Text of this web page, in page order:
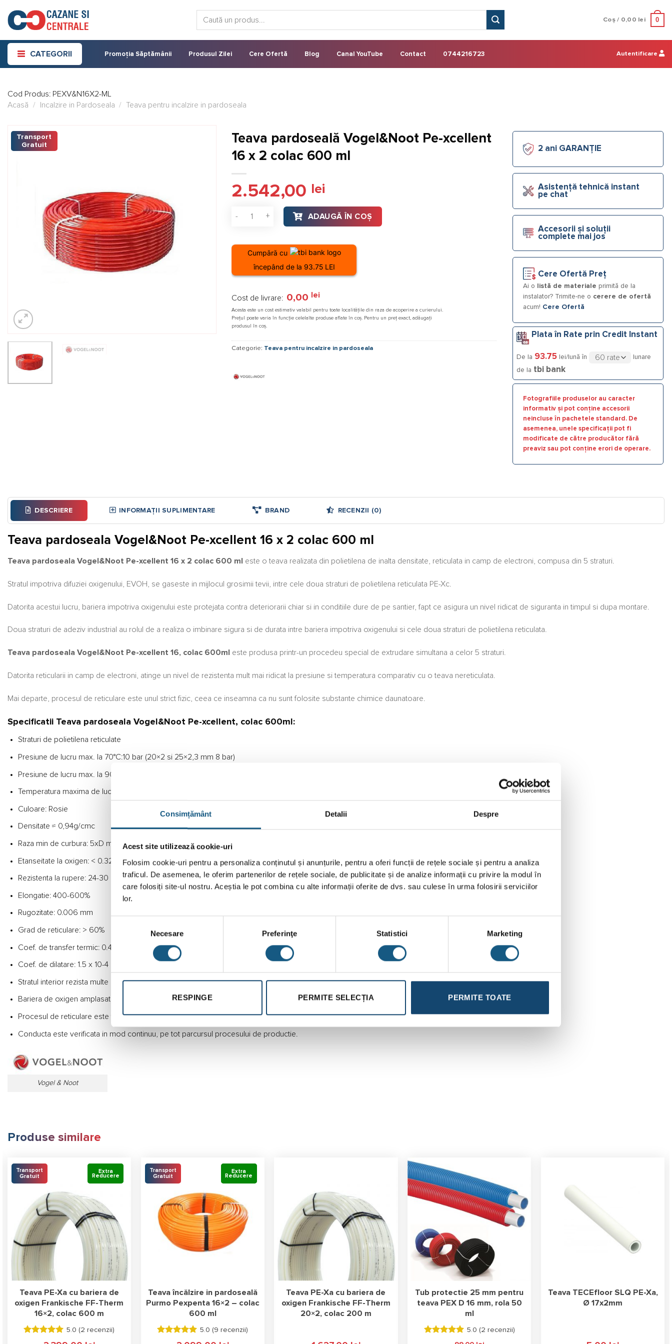
Consimțământ Detalii Despre
Acest site utilizează cookie-uri
Folosim cookie-uri pentru a personaliza conținutul și anunțurile, pentru a oferi funcții de rețele sociale și pentru a analiza
traficul. De asemenea, le oferim partenerilor de rețele sociale, de publicitate și de analize informații cu privire la modul în
care folosiți site-ul nostru. Aceștia le pot combina cu alte informații oferite de dvs. sau culese în urma folosirii serviciilor
lor.
consimțământului
Necesare Preferinţe Statistici Marketing
RESPINGE PERMITE SELECȚIA PERMITE TOATE
content
Coș / 0,00 lei 0
CATEGORII Promoția Săptămânii Produsul Zilei Cere Ofertă Blog Canal YouTube Contact 0744216723 Autentificare
Cod Produs: PEXV&N16X2-ML
Acasă
/ Incalzire in Pardoseala / Teava pentru incalzire in pardoseala
Transport
Gratuit
Teava pardoseală Vogel&Noot Pe-xcellent
16 x 2 colac 600 ml
2.542,00 lei
Cantitate Teava pardoseală Vogel&Noot Pe-xcellent 16 x 2 colac 600 ml
ADAUGĂ ÎN COȘ
Cumpără cu
începând de la 93.75 LEI
Cost de livrare: 0,00 lei
Acesta este un cost estimativ valabil pentru toate localitățile din raza de acoperire a curierului.
Prețul poate varia în funcție celelalte produse aflate în coș. Pentru un preț exact, adăugați
produsul în coș.
Categorie: Teava pentru incalzire in pardoseala
2 ani GARANȚIE
Asistență tehnică instant
pe chat
Accesorii și soluții
complete mai jos
Cere Ofertă Preț
Ai o listă de materiale primită de la
instalator? Trimite-ne o cerere de ofertă
acum! Cere Ofertă
Plata în Rate prin Credit Instant
De la 93.75 lei/lună în
lunare
de la tbi bank
Fotografiile produselor au caracter
informativ și pot conține accesorii
neincluse în pachetele standard. De
asemenea, unele specificații pot fi
modificate de către producător fără
preaviz sau pot conține erori de operare.
DESCRIERE INFORMAȚII SUPLIMENTARE BRAND RECENZII (0)
Teava pardoseala Vogel&Noot Pe-xcellent 16 x 2 colac 600 ml
Teava pardoseala Vogel&Noot Pe-xcellent 16 x 2 colac 600 ml este o teava realizata din polietilena de inalta densitate, reticulata in camp de electroni, compusa din 5 straturi.
Stratul impotriva difuziei oxigenului, EVOH, se gaseste in mijlocul grosimii tevii, intre cele doua straturi de polietilena reticulata PE-Xc.
Datorita acestui lucru, bariera impotriva oxigenului este protejata contra deteriorarii chiar si in conditiile dure de pe santier, fapt ce asigura un nivel ridicat de siguranta in timpul si dupa montare.
Doua straturi de adeziv industrial au rolul de a realiza o imbinare sigura si de durata intre bariera impotriva oxigenului si cele doua straturi de polietilena reticulata.
Teava pardoseala Vogel&Noot Pe-xcellent 16, colac 600ml este produsa printr-un procedeu special de extrudare simultana a celor 5 straturi.
Datorita reticularii in camp de electroni, atinge un nivel de rezistenta mult mai ridicat la presiune si temperatura comparativ cu o teava nereticulata.
Mai departe, procesul de reticulare este unul strict fizic, ceea ce inseamna ca nu sunt folosite substante chimice daunatoare.
Specificatii Teava pardoseala Vogel&Noot Pe-xcellent, colac 600ml:
Straturi de polietilena reticulate
Presiune de lucru max. la 70°C:10 bar (20×2 si 25×2,3 mm 8 bar)
Presiune de lucru max. la 90°C:8 bar (20×2 si 25×2.3 mm 6 bar)
Temperatura maxima de lucru:90°C (pe termen scurt 100°C)
Culoare: Rosie
Densitate ≈ 0,94g/cmc
Raza min de curbura: 5xD mm
Etanseitate la oxigen: < 0.32 mg/mpd
Rezistenta la rupere: 24-30 N/mmp
Elongatie: 400-600%
Rugozitate: 0.006 mm
Grad de reticulare: > 60%
Coef. de transfer termic: 0.41 W/mK
Coef. de dilatare: 1.5 x 10-4 k-1
Stratul interior rezista multe decenii la presiunile si temperaturile ridicate ale agentului termic din sistem
Bariera de oxigen amplasata in centrul conductei si protejata de doua
Procesul de reticulare este fizic, prin bombardare cu electroni,fara reactii chimice periculoase
Conducta este verificata in mod continuu, pe tot parcursul procesului de productie.
Vogel & Noot
Produse similare
Transport
Gratuit
Extra
Reducere
Extra
Reducere
Teava PE-Xa cu bariera de
oxigen Frankische FF-Therm
16×2, colac 600 m
Evaluat la
5.0 (2 recenzii)
Transport
Gratuit
Extra
Reducere
Extra
Reducere
Teava încălzire in pardoseală
Purmo Pexpenta 16×2 – colac
600 ml
Evaluat la
5.0 (9 recenzii)
Teava PE-Xa cu bariera de
oxigen Frankische FF-Therm
20×2, colac 200 m
Tub protectie 25 mm pentru
teava PEX D 16 mm, rola 50
ml
Evaluat la
5.0 (2 recenzii)
Teava TECEfloor SLQ PE-Xa,
Ø 17x2mm